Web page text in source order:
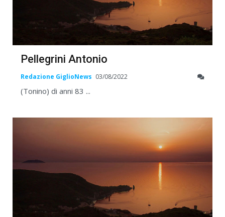
Pellegrini Antonio
Redazione GiglioNews 03/08/2022
(Tonino) di anni 83 ...